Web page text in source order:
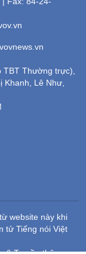
TBT Thường trực),
Khanh, Lê Như,
website này khi
tử Tiếng nói Việt